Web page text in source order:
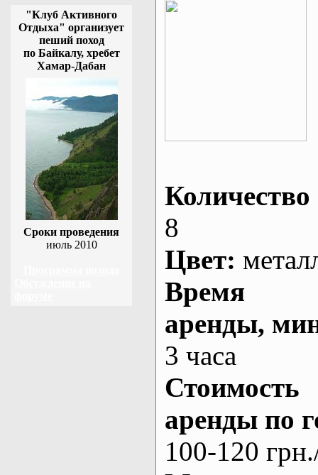
"Клуб Активного
Отдыха" организует
пеший поход
по Байкалу, хребет
Хамар-Дабан
Сроки проведения
июль 2010
Количество
8
Цвет:
Время
аренды,
3 часа
Стоимость
аренды по
100-120